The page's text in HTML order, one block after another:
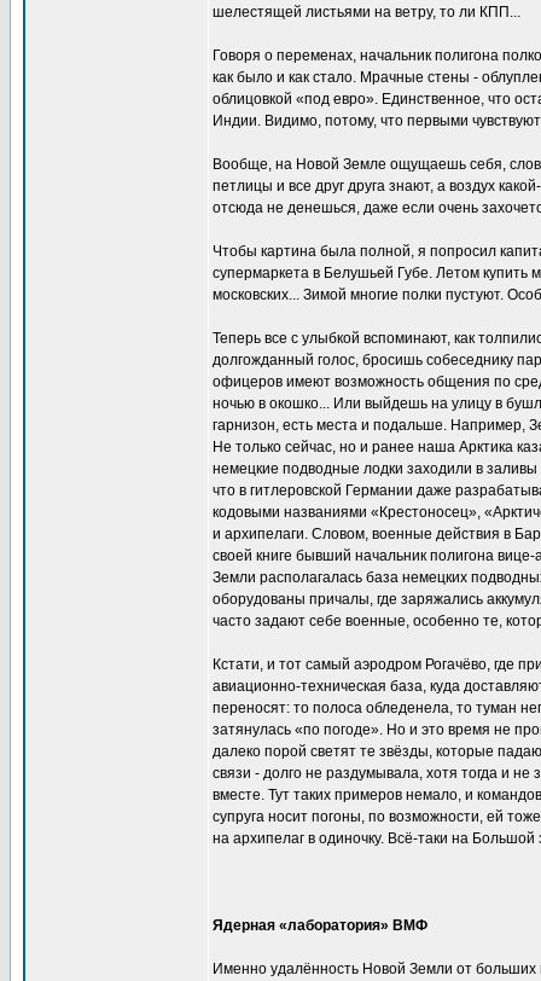
шелестящей листьями на ветру, то ли КПП...
Говоря о переменах, начальник полигона
как было и как стало. Мрачные стены -
облицовкой «под евро». Единственное, что
Индии. Видимо, потому, что первыми
Вообще, на Новой Земле ощущаешь себя,
петлицы и все друг друга знают, а воздух
отсюда не денешься, даже если очень
Чтобы картина была полной, я попросил
супермаркета в Белушьей Губе. Летом купить
московских... Зимой многие полки пустуют.
Теперь все с улыбкой вспоминают, как
долгожданный голос, бросишь собеседнику
офицеров имеют возможность общения по
ночью в окошко... Или выйдешь на улицу в
гарнизон, есть места и подальше. Например,
Не только сейчас, но и ранее наша Арктика
немецкие подводные лодки заходили в
что в гитлеровской Германии даже
кодовыми названиями «Крестоносец»,
и архипелаги. Словом, военные действия в
своей книге бывший начальник полигона
Земли располагалась база немецких
оборудованы причалы, где заряжались
часто задают себе военные, особенно те,
Кстати, и тот самый аэродром Рогачёво, где
авиационно-техническая база, куда
переносят: то полоса обледенела, то туман
затянулась «по погоде». Но и это время не
далеко порой светят те звёзды, которые
связи - долго не раздумывала, хотя тогда и
вместе. Тут таких примеров немало, и
супруга носит погоны, по возможности, ей
на архипелаг в одиночку. Всё-таки на
Ядерная «лаборатория» ВМФ
Именно удалённость Новой Земли от больших